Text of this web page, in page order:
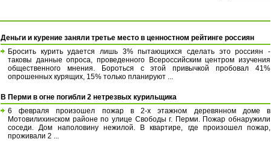
Деньги и курение заняли третье место в ценностном рейтинге россиян
Бросить курить удается лишь 3% пытающихся сделать это россиян -
таковы данные опроса, проведенного Всероссийским центром изучения
общественного мнения. Бороться с этой привычкой пробовал 41%
опрошенных курящих, 15% только планируют ...
В Перми в огне погибли 2 нетрезвых курильщика
6 февраля произошел пожар в 2-х этажном деревянном доме в
Мотовилихинском районе по улице Свободы г. Перми. Пожар обнаружили
соседи. Дом наполовину нежилой. В квартире, где произошел пожар,
проживали 2 ...